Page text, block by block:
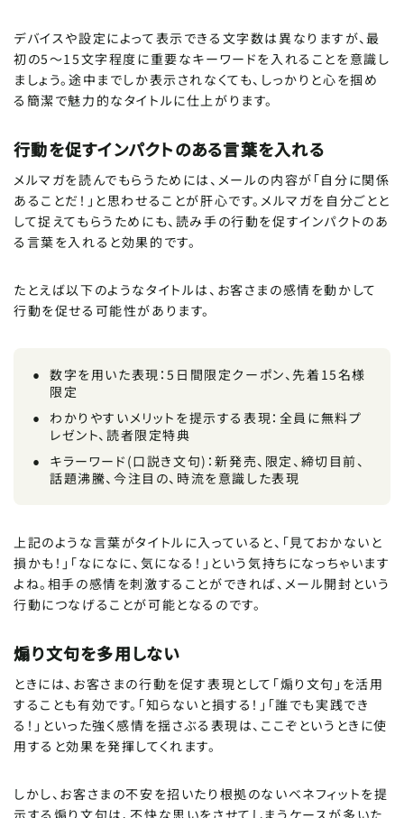
デバイスや設定によって表示できる文字数は異なりますが、最
初の5～15文字程度に重要なキーワードを入れることを意識し
ましょう。途中までしか表示されなくても、しっかりと心を掴め
る簡潔で魅力的なタイトルに仕上がります。
行動を促すインパクトのある言葉を入れる
メルマガを読んでもらうためには、メールの内容が「自分に関係
あることだ！」と思わせることが肝心です。メルマガを自分ごとと
して捉えてもらうためにも、読み手の行動を促すインパクトのあ
る言葉を入れると効果的です。
たとえば以下のようなタイトルは、お客さまの感情を動かして
行動を促せる可能性があります。
数字を用いた表現：5日間限定クーポン、先着15名様
限定
わかりやすいメリットを提示する表現：全員に無料プ
レゼント、読者限定特典
キラーワード(口説き文句)：新発売、限定、締切目前、
話題沸騰、今注目の、時流を意識した表現
上記のような言葉がタイトルに入っていると、「見ておかないと
損かも！」「なになに、気になる！」という気持ちになっちゃいます
よね。相手の感情を刺激することができれば、メール開封という
行動につなげることが可能となるのです。
煽り文句を多用しない
ときには、お客さまの行動を促す表現として「煽り文句」を活用
することも有効です。「知らないと損する！」「誰でも実践でき
る！」といった強く感情を揺さぶる表現は、ここぞというときに使
用すると効果を発揮してくれます。
しかし、お客さまの不安を招いたり根拠のないベネフィットを提
示する煽り文句は、不快な思いをさせてしまうケースが多いた